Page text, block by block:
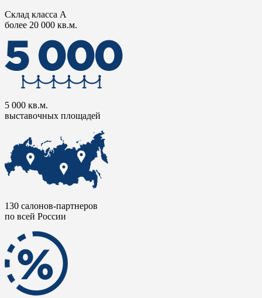
Склад класса А
более 20 000 кв.м.
5 000 кв.м.
выставочных площадей
130 салонов-партнеров
по всей России